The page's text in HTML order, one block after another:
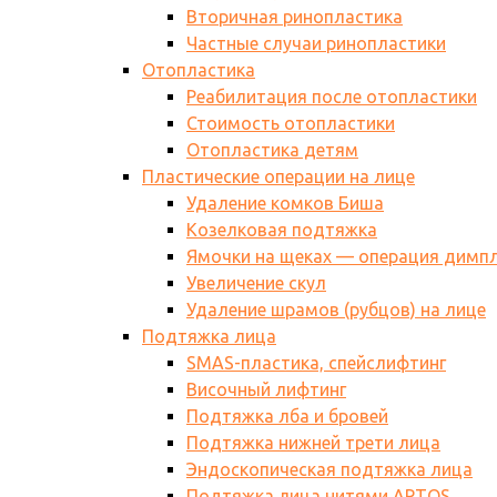
Вторичная ринопластика
Частные случаи ринопластики
Отопластика
Реабилитация после отопластики
Стоимость отопластики
Отопластика детям
Пластические операции на лице
Удаление комков Биша
Козелковая подтяжка
Ямочки на щеках — операция
Увеличение скул
Удаление шрамов (рубцов) на лице
Подтяжка лица
SMAS-пластика, спейслифтинг
Височный лифтинг
Подтяжка лба и бровей
Подтяжка нижней трети лица
Эндоскопическая подтяжка лица